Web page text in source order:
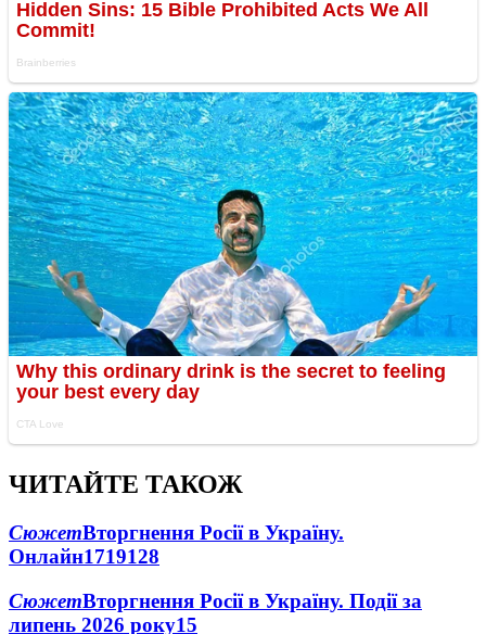
ЧИТАЙТЕ ТАКОЖ
СюжетВторгнення Росії в Україну.
Онлайн1719128
СюжетВторгнення Росії в Україну. Події за
липень 2026 року15